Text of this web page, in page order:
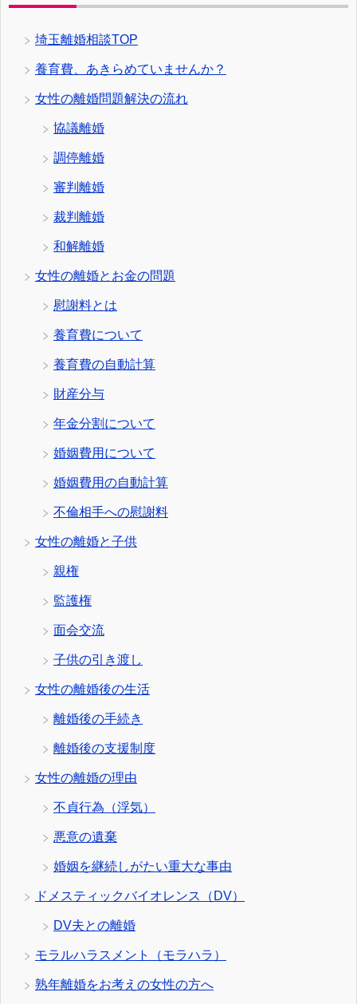
埼玉離婚相談TOP
養育費、あきらめていませんか？
女性の離婚問題解決の流れ
協議離婚
調停離婚
審判離婚
裁判離婚
和解離婚
女性の離婚とお金の問題
慰謝料とは
養育費について
養育費の自動計算
財産分与
年金分割について
婚姻費用について
婚姻費用の自動計算
不倫相手への慰謝料
女性の離婚と子供
親権
監護権
面会交流
子供の引き渡し
女性の離婚後の生活
離婚後の手続き
離婚後の支援制度
女性の離婚の理由
不貞行為（浮気）
悪意の遺棄
婚姻を継続しがたい重大な事由
ドメスティックバイオレンス（DV）
DV夫との離婚
モラルハラスメント（モラハラ）
熟年離婚をお考えの女性の方へ